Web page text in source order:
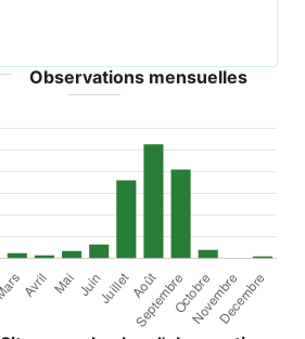
Observations mensuelles